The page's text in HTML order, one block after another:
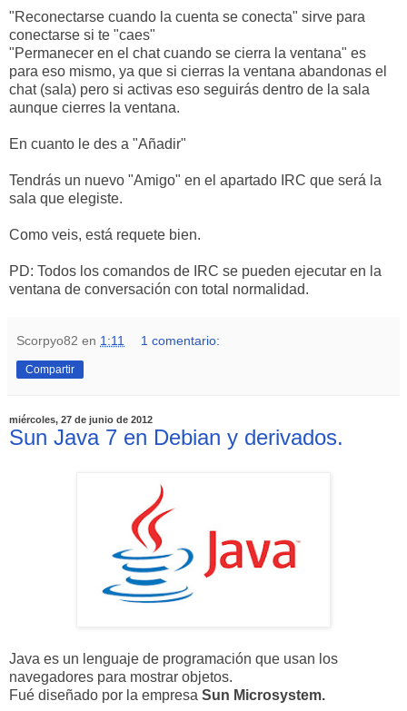
"Reconectarse cuando la cuenta se conecta" sirve para
conectarse si te "caes"
"Permanecer en el chat cuando se cierra la ventana" es
para eso mismo, ya que si cierras la ventana abandonas el
chat (sala) pero si activas eso seguirás dentro de la sala
aunque cierres la ventana.
En cuanto le des a "Añadir"
Tendrás un nuevo "Amigo" en el apartado IRC que será la
sala que elegiste.
Como veis, está requete bien.
PD: Todos los comandos de IRC se pueden ejecutar en la
ventana de conversación con total normalidad.
Scorpyo82 en 1:11 1 comentario:
Compartir
miércoles, 27 de junio de 2012
Sun Java 7 en Debian y derivados.
Java es un lenguaje de programación que usan los
navegadores para mostrar objetos.
Fué diseñado por la empresa Sun Microsystem.